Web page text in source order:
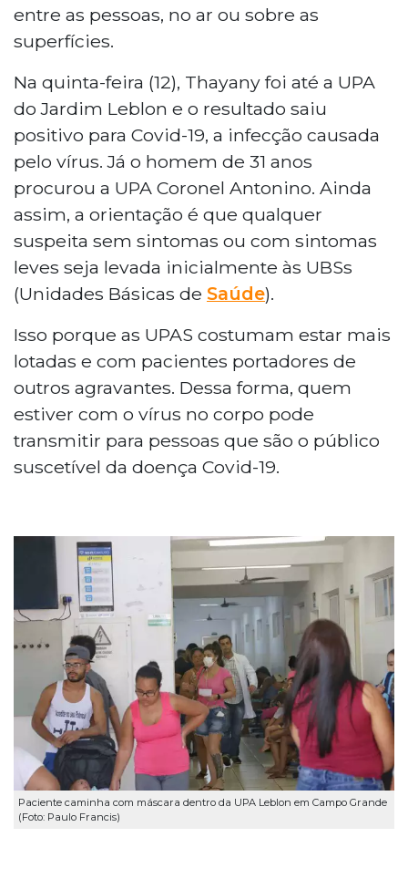
entre as pessoas, no ar ou sobre as
superfícies.
Na quinta-feira (12), Thayany foi até a UPA
do Jardim Leblon e o resultado saiu
positivo para Covid-19, a infecção causada
pelo vírus. Já o homem de 31 anos
procurou a UPA Coronel Antonino. Ainda
assim, a orientação é que qualquer
suspeita sem sintomas ou com sintomas
leves seja levada inicialmente às UBSs
(Unidades Básicas de Saúde).
Isso porque as UPAS costumam estar mais
lotadas e com pacientes portadores de
outros agravantes. Dessa forma, quem
estiver com o vírus no corpo pode
transmitir para pessoas que são o público
suscetível da doença Covid-19.
Paciente caminha com máscara dentro da UPA Leblon em Campo Grande
(Foto: Paulo Francis)